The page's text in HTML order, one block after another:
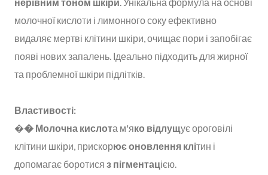
молочної кислоти і лимонного соку ефективно
видаляє мертві клітини шкіри, очищає пори і запобігає
появі нових запалень. Ідеально підходить для жирної
та проблемної шкіри підлітків.
Властивості:
�� Молочна кислота м'яко відлущує ороговілі
клітини шкіри, прискорює оновлення клітин і
допомагає боротися з пігментацією.